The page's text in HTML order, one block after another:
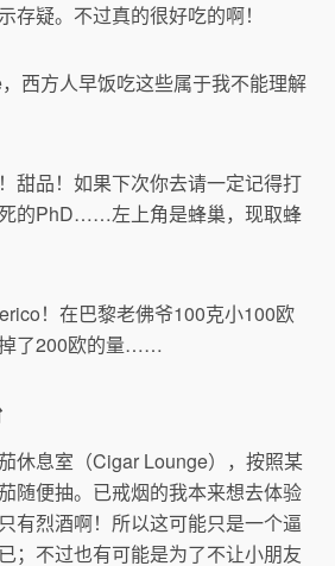
存疑。不过真的很好吃的啊！
西方人早饭吃这些属于我不能理解
甜品！如果下次你去请一定记得打
的PhD……左上角是蜂巢，现取蜂
！在巴黎老佛爷100克小100欧
了200欧的量……
休息室（Cigar Lounge），按照某
随便抽。已戒烟的我本来想去体验
有烈酒啊！所以这可能只是一个逼
；不过也有可能是为了不让小朋友